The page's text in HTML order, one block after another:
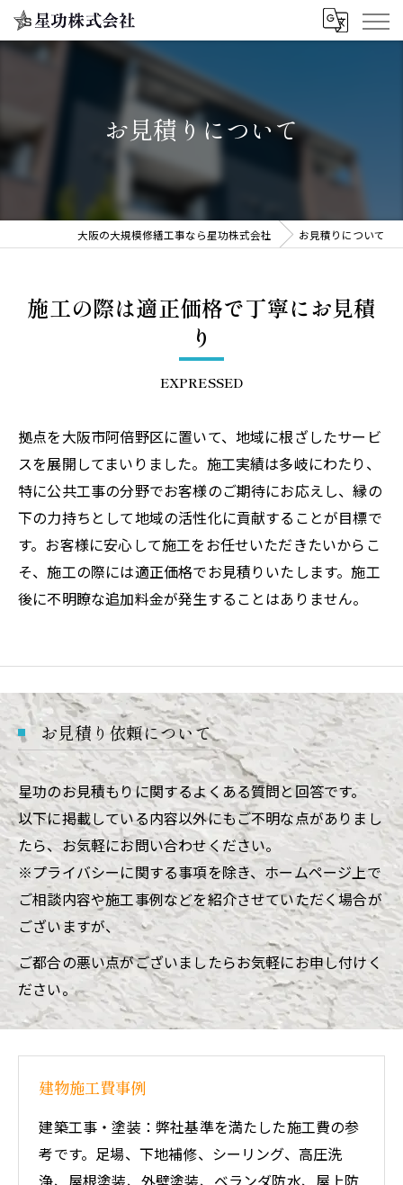
お見積りについて
大阪の大規模修繕工事なら星功株式会社 お見積りについて
施工の際は適正価格で丁寧にお見積
り
EXPRESSED
拠点を大阪市阿倍野区に置いて、地域に根ざしたサービ
スを展開してまいりました。施工実績は多岐にわたり、
特に公共工事の分野でお客様のご期待にお応えし、縁の
下の力持ちとして地域の活性化に貢献することが目標で
す。お客様に安心して施工をお任せいただきたいからこ
そ、施工の際には適正価格でお見積りいたします。施工
後に不明瞭な追加料金が発生することはありません。
お見積り依頼について
星功のお見積もりに関するよくある質問と回答です。
以下に掲載している内容以外にもご不明な点がありまし
たら、お気軽にお問い合わせください。
※プライバシーに関する事項を除き、ホームページ上で
ご相談内容や施工事例などを紹介させていただく場合が
ございますが、
ご都合の悪い点がございましたらお気軽にお申し付けく
ださい。
建物施工費事例
建築工事・塗装：弊社基準を満たした施工費の参
考です。足場、下地補修、シーリング、高圧洗